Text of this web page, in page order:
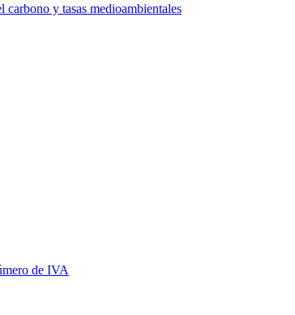
carbono y tasas medioambientales
de IVA